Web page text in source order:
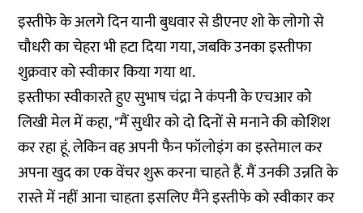
इस्तीफे के अलगे दिन यानी बुधवार से डीएनए शो के लोगो से
चौधरी का चेहरा भी हटा दिया गया, जबकि उनका इस्तीफा
शुक्रवार को स्वीकार किया गया था.
इस्तीफा स्वीकारते हुए सुभाष चंद्रा ने कंपनी के एचआर को
लिखी मेल में कहा, "मैं सुधीर को दो दिनों से मनाने की कोशिश
कर रहा हूं. लेकिन वह अपनी फैन फॉलोइंग का इस्तेमाल कर
अपना खुद का एक वेंचर शुरू करना चाहते हैं. मैं उनकी उन्नति के
रास्ते में नहीं आना चाहता इसलिए मैंने इस्तीफे को स्वीकार कर